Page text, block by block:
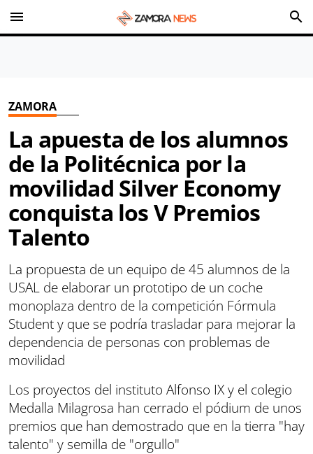
menu search
ZAMORA
La apuesta de los alumnos
de la Politécnica por la
movilidad Silver Economy
conquista los V Premios
Talento
La propuesta de un equipo de 45 alumnos de la
USAL de elaborar un prototipo de un coche
monoplaza dentro de la competición Fórmula
Student y que se podría trasladar para mejorar la
dependencia de personas con problemas de
movilidad
Los proyectos del instituto Alfonso IX y el colegio
Medalla Milagrosa han cerrado el pódium de unos
premios que han demostrado que en la tierra "hay
talento" y semilla de "orgullo"